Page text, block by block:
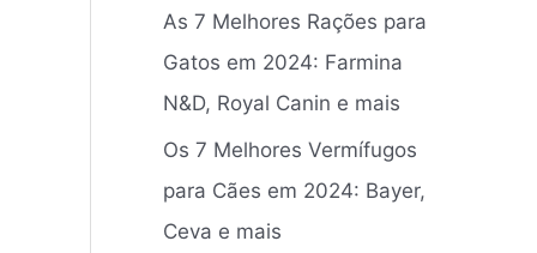
As 7 Melhores Rações para
Gatos em 2024: Farmina
N&D, Royal Canin e mais
Os 7 Melhores Vermífugos
para Cães em 2024: ‎Bayer,
Ceva e mais